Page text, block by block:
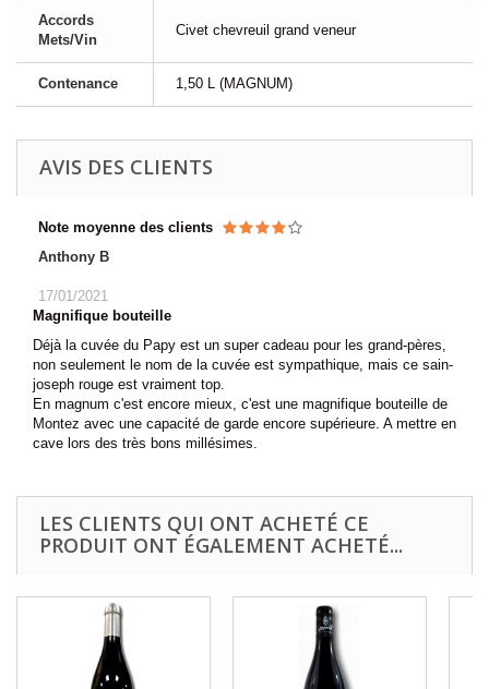
Accords
Mets/Vin
Civet chevreuil grand veneur
Contenance 1,50 L (MAGNUM)
AVIS DES CLIENTS
Note moyenne des clients
Anthony B
17/01/2021
Magnifique bouteille
Déjà la cuvée du Papy est un super cadeau pour les grand-pères,
non seulement le nom de la cuvée est sympathique, mais ce sain-
joseph rouge est vraiment top.
En magnum c'est encore mieux, c'est une magnifique bouteille de
Montez avec une capacité de garde encore supérieure. A mettre en
cave lors des très bons millésimes.
LES CLIENTS QUI ONT ACHETÉ CE
PRODUIT ONT ÉGALEMENT ACHETÉ...